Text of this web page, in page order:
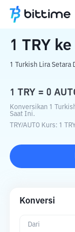
Beranda
1 TRY ke
1 Turkish Lira Setara
1 TRY = 0
Konversikan 1
Saat Ini.
TRY/AUTO Kurs: 1
Konversi
Dari